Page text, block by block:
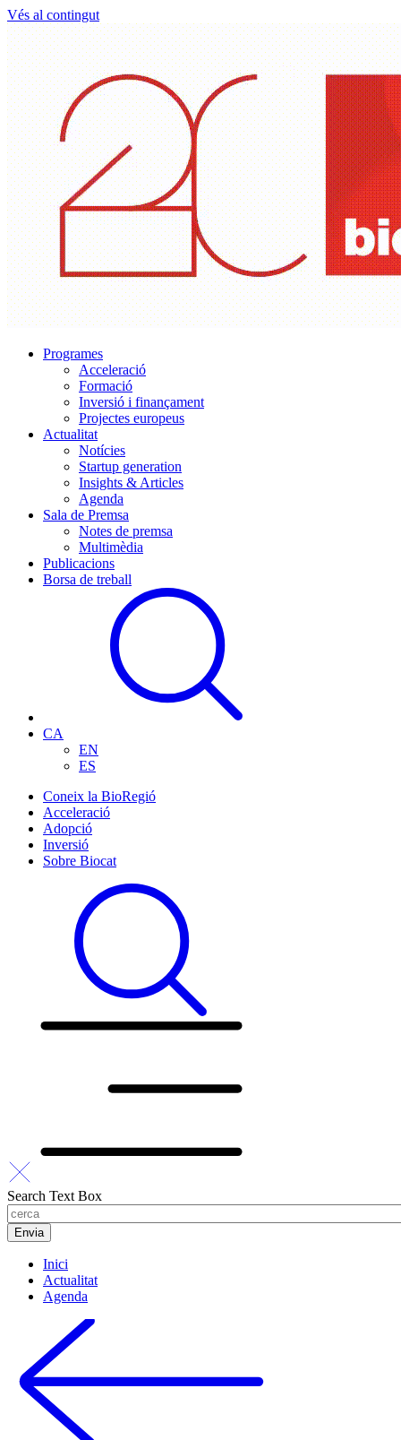
Vés al contingut
Programes
Acceleració
Formació
Inversió i finançament
Projectes europeus
Actualitat
Notícies
Startup generation
Insights & Articles
Agenda
Sala de Premsa
Notes de premsa
Multimèdia
Publicacions
Borsa de treball
CA
EN
ES
Coneix la BioRegió
Acceleració
Adopció
Inversió
Sobre Biocat
Search Text Box
Inici
Actualitat
Agenda